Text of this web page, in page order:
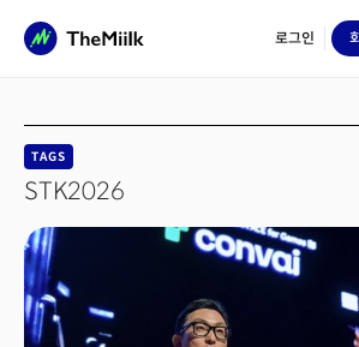
로그인
TAGS
STK2026